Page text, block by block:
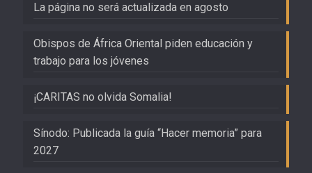
La página no será actualizada en agosto
Obispos de África Oriental piden educación y
trabajo para los jóvenes
¡CARITAS no olvida Somalia!
Sínodo: Publicada la guía “Hacer memoria” para
2027